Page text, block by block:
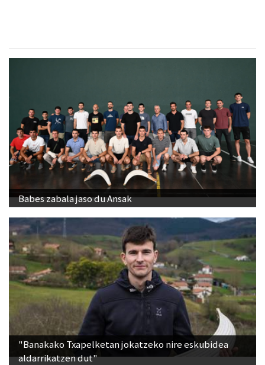
Babes zabala jaso du Ansak
"Banakako Txapelketan jokatzeko nire eskubidea
aldarrikatzen dut"